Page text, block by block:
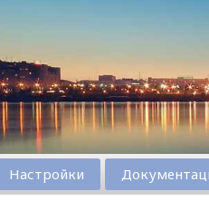
Настройки